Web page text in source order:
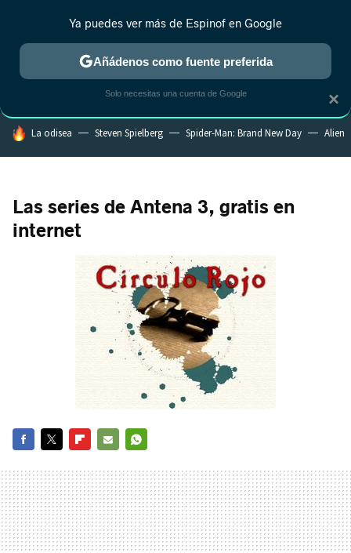
MENÚ NUEVO
ESTRENOS REALITY ANIME RANKINGS CINE
HOY SE HABLA DE
La odisea Steven Spielberg Spider-Man: Brand New Day Alien
Las series de Antena 3, gratis en
internet
MAIL
×
Ya puedes ver más de Espinof en Google
Añádenos como fuente preferida
Solo necesitas una cuenta de Google